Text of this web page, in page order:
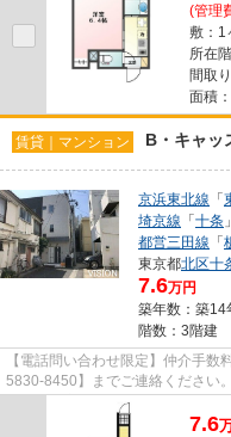
(管理
敷：1
所在
間取
面積
賃貸｜マンション B・キャッ
京浜東北線 「
埼京線 「十条
都営三田線 「
東京都北区十
7.6万円
築年数：築14
階数：3階建
【電話問い合わせ限定】仲介手
5830-8450】までご連絡ください
洗面所独立 エアコン
7.6